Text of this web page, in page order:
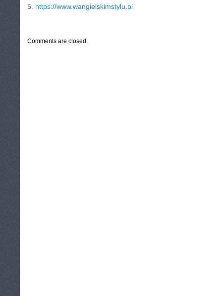
5. https://www.wangielskimstylu.pl
Comments are closed.